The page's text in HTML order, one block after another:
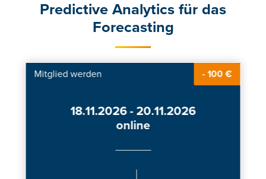
Predictive Analytics für das
Forecasting
Mitglied werden - 100 €
18.11.2026 - 20.11.2026
online